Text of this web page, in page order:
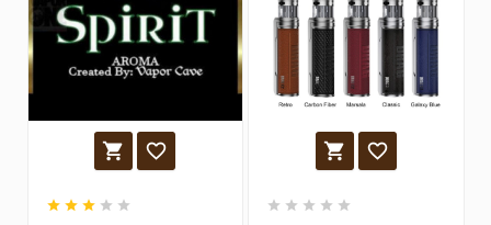
 
    
 
    